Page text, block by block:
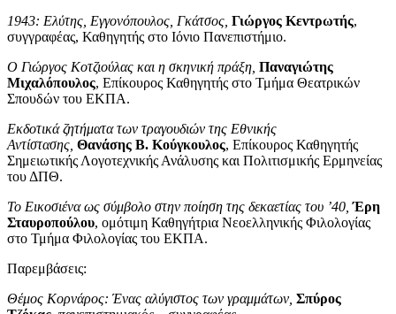
1943: Ελύτης, Εγγονόπουλος, Γκάτσος, Γιώργος Κεντρωτής,
συγγραφέας, Καθηγητής στο Ιόνιο Πανεπιστήμιο.
Ο Γιώργος Κοτζιούλας και η σκηνική πράξη, Παναγιώτης
Μιχαλόπουλος, Επίκουρος Καθηγητής στο Τμήμα Θεατρικών
Σπουδών του ΕΚΠΑ.
Εκδοτικά ζητήματα των τραγουδιών της Εθνικής
Αντίστασης, Θανάσης Β. Κούγκουλος, Επίκουρος Καθηγητής
Σημειωτικής Λογοτεχνικής Ανάλυσης και Πολιτισμικής Ερμηνείας
του ΔΠΘ.
Το Εικοσιένα ως σύμβολο στην ποίηση της δεκαετίας του ’40,Έρη
Σταυροπούλου, ομότιμη Καθηγήτρια Νεοελληνικής Φιλολογίας
στο Τμήμα Φιλολογίας του ΕΚΠΑ.
Παρεμβάσεις:
Θέμος Κορνάρος: Ένας αλύγιστος των γραμμάτων, Σπύρος